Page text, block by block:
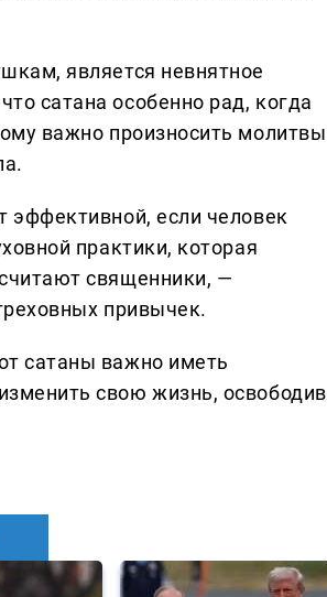
является невнятное
сатана особенно рад, когда
важно произносить молитвы
эффективной, если человек
практики, которая
священники, —
привычек.
сатаны важно иметь
свою жизнь, освободив